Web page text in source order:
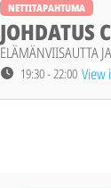
NETTITAPAHTUMA
JOHDATUS
ELÄMÄNVIISAUTTA
19:30 - 22:00 View